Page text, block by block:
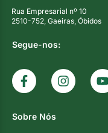
Rua Empresarial nº 10
2510-752, Gaeiras, Óbidos
Segue-nos:
Sobre Nós